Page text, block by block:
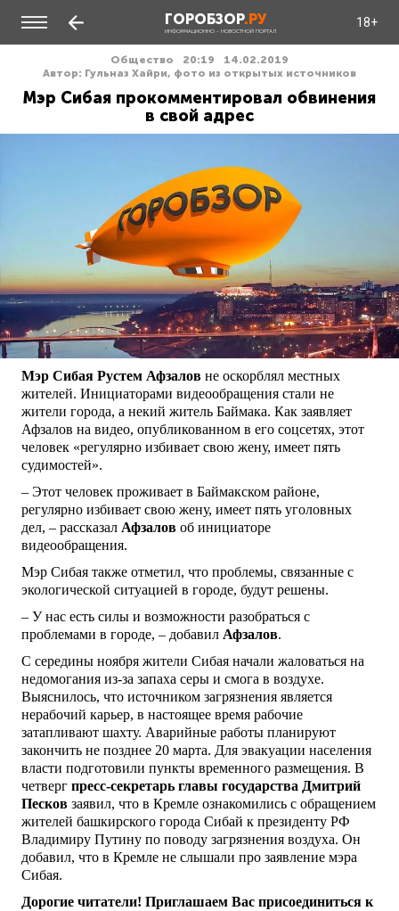
ГОРОБЗОР.РУ
ИНФОРМАЦИОННО - НОВОСТНОЙ ПОРТАЛ
18+
Общество 20:19
14.02.2019
Автор: Гульназ Хайри, фото из открытых источников
Мэр Сибая прокомментировал обвинения
в свой адрес
Мэр Сибая Рустем Афзалов не оскорблял местных
жителей. Инициаторами видеообращения стали не
жители города, а некий житель Баймака. Как заявляет
Афзалов на видео, опубликованном в его соцсетях, этот
человек «регулярно избивает свою жену, имеет пять
судимостей».
– Этот человек проживает в Баймакском районе,
регулярно избивает свою жену, имеет пять уголовных
дел, – рассказал Афзалов об инициаторе
видеообращения.
Мэр Сибая также отметил, что проблемы, связанные с
экологической ситуацией в городе, будут решены.
– У нас есть силы и возможности разобраться с
проблемами в городе, – добавил Афзалов.
С середины ноября жители Сибая начали жаловаться на
недомогания из-за запаха серы и смога в воздухе.
Выяснилось, что источником загрязнения является
нерабочий карьер, в настоящее время рабочие
затапливают шахту. Аварийные работы планируют
закончить не позднее 20 марта. Для эвакуации населения
власти подготовили пункты временного размещения. В
четверг пресс-секретарь главы государства Дмитрий
Песков заявил, что в Кремле ознакомились с обращением
жителей башкирского города Сибай к президенту РФ
Владимиру Путину по поводу загрязнения воздуха. Он
добавил, что в Кремле не слышали про заявление мэра
Сибая.
Дорогие читатели! Приглашаем Вас присоединиться к